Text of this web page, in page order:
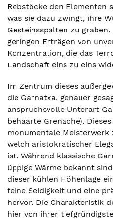
Rebstöcke den Elementen
was sie dazu zwingt, ihre
Gesteinsspalten zu
geringen Erträgen von
Konzentration, die das
Landschaft eins zu eins
Im Zentrum dieses
die Garnatxa, genauer
anspruchsvolle Unterart
behaarte Grenache).
monumentale Meisterwerk
welch aristokratischer
ist. Während klassische
üppige Wärme bekannt
dieser kühlen Höhenlage
feine Seidigkeit und eine
hervor. Die Charakteristik
hier von ihrer